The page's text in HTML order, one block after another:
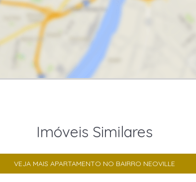
Imóveis Similares
VEJA MAIS APARTAMENTO NO BAIRRO NEOVILLE